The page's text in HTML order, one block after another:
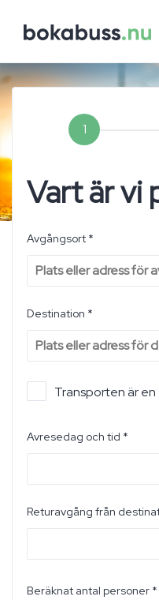
1
Vart är vi
Avgångsort *
Destination *
Transporten är en
Avresedag och tid *
Returavgång från
Beräknat antal personer *